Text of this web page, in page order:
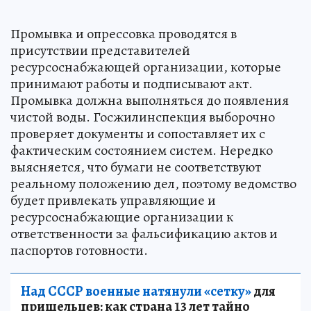
Промывка и опрессовка проводятся в
присутствии представителей
ресурсоснабжающей организации, которые
принимают работы и подписывают акт.
Промывка должна выполняться до появления
чистой воды. Госжилинспекция выборочно
проверяет документы и сопоставляет их с
фактическим состоянием систем. Нередко
выясняется, что бумаги не соответствуют
реальному положению дел, поэтому ведомство
будет привлекать управляющие и
ресурсоснабжающие организации к
ответственности за фальсификацию актов и
паспортов готовности.
Над СССР военные натянули «сетку»для
пришельцев: как страна 13 лет тайно